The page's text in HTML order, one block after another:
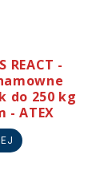
REACT -
do 250 kg
- ATEX